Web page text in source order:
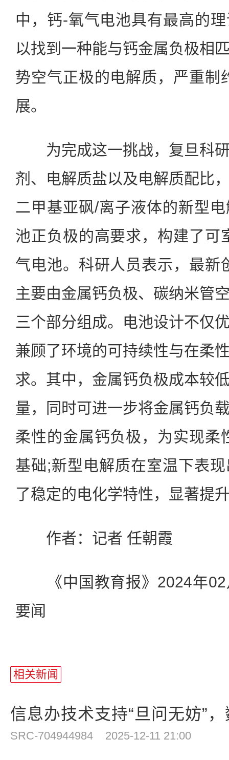
中，钙-氧气电池具有最高的
以找到一种能与钙金属负极相
势空气正极的电解质，严重制
展。
为完成这一挑战，复旦科研
剂、电解质盐以及电解质配比
二甲基亚砜/离子液体的新型
池正负极的高要求，构建了可
气电池。科研人员表示，最新
主要由金属钙负极、碳纳米管
三个部分组成。电池设计不仅
兼顾了环境的可持续性与在柔
求。其中，金属钙负极成本较
量，同时可进一步将金属钙负
柔性的金属钙负极，为实现柔
基础;新型电解质在室温下表
了稳定的电化学特性，显著提
作者：记者 任朝霞
《中国教育报》2024年02
要闻
相关新闻
信息办技术支持“旦问无妨”
SRC-704944984 2025-12-11 21:00